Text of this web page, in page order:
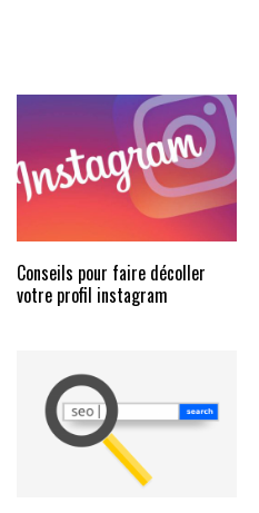
Conseils pour faire décoller
votre profil instagram